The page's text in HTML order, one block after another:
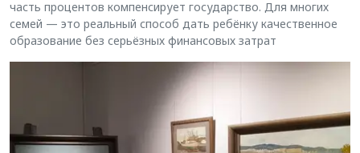
часть процентов компенсирует государство. Для многих
семей — это реальный способ дать ребёнку качественное
образование без серьёзных финансовых затрат